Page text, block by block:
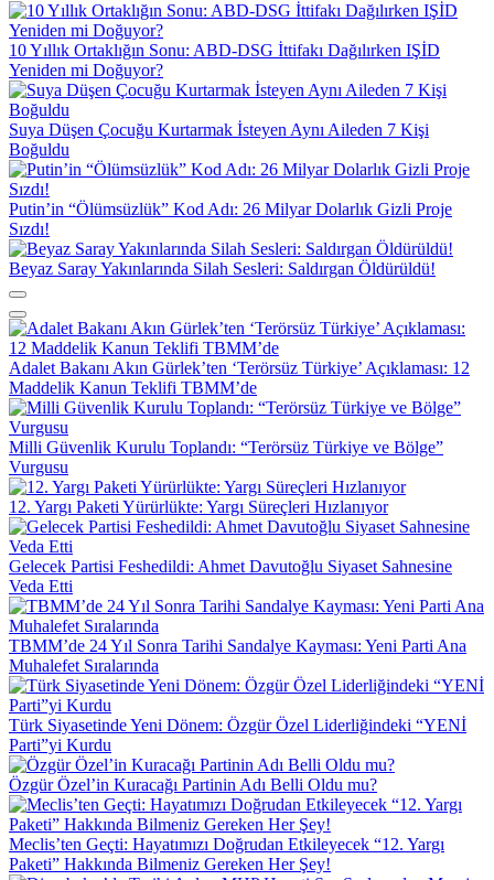
10 Yıllık Ortaklığın Sonu: ABD-DSG İttifakı Dağılırken IŞİD
Yeniden mi Doğuyor?
Suya Düşen Çocuğu Kurtarmak İsteyen Aynı Aileden 7 Kişi
Boğuldu
Putin’in “Ölümsüzlük” Kod Adı: 26 Milyar Dolarlık Gizli Proje
Sızdı!
Beyaz Saray Yakınlarında Silah Sesleri: Saldırgan Öldürüldü!
Adalet Bakanı Akın Gürlek’ten ‘Terörsüz Türkiye’ Açıklaması: 12
Maddelik Kanun Teklifi TBMM’de
Milli Güvenlik Kurulu Toplandı: “Terörsüz Türkiye ve Bölge”
Vurgusu
12. Yargı Paketi Yürürlükte: Yargı Süreçleri Hızlanıyor
Gelecek Partisi Feshedildi: Ahmet Davutoğlu Siyaset Sahnesine
Veda Etti
TBMM’de 24 Yıl Sonra Tarihi Sandalye Kayması: Yeni Parti Ana
Muhalefet Sıralarında
Türk Siyasetinde Yeni Dönem: Özgür Özel Liderliğindeki “YENİ
Parti”yi Kurdu
Özgür Özel’in Kuracağı Partinin Adı Belli Oldu mu?
Meclis’ten Geçti: Hayatımızı Doğrudan Etkileyecek “12. Yargı
Paketi” Hakkında Bilmeniz Gereken Her Şey!